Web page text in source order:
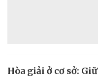
Hòa giải ở cơ sở: